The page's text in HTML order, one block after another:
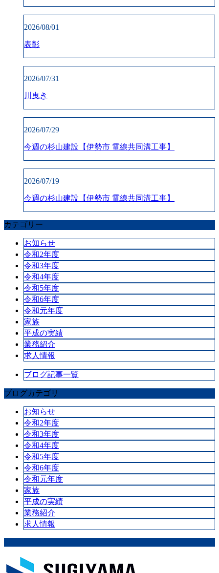
2026/08/01
表彰
2026/07/31
川曳き
2026/07/29
今週の杉山建設【伊勢市 電線共同溝工事】
2026/07/19
今週の杉山建設【伊勢市 電線共同溝工事】
カテゴリー
お知らせ
令和2年度
令和3年度
令和4年度
令和5年度
令和6年度
令和元年度
家族
平成の実績
業務紹介
求人情報
ブログ記事一覧
ブログカテゴリ
お知らせ
令和2年度
令和3年度
令和4年度
令和5年度
令和6年度
令和元年度
家族
平成の実績
業務紹介
求人情報